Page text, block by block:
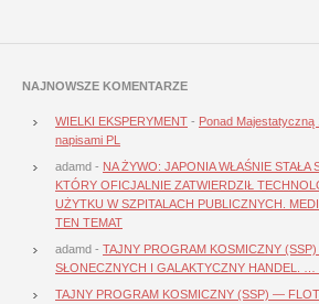
NAJNOWSZE KOMENTARZE
WIELKI EKSPERYMENT - Ponad Majestatyczną
napisami PL
adamd - NA ŻYWO: JAPONIA WŁAŚNIE STAŁA
KTÓRY OFICJALNIE ZATWIERDZIŁ
UŻYTKU W SZPITALACH PUBLICZNYCH.
TEN TEMAT
adamd - TAJNY PROGRAM KOSMICZNY
SŁONECZNYCH I GALAKTYCZNY HANDEL. …
TAJNY PROGRAM KOSMICZNY (SSP) —